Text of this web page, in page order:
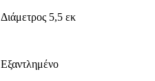
Διάμετρος 5,5 εκ
Εξαντλημένο